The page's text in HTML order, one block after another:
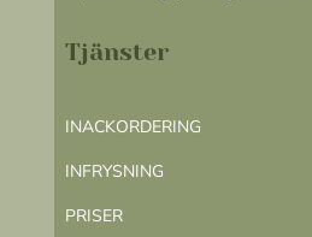
Tjänster
INACKORDERING
INFRYSNING
PRISER